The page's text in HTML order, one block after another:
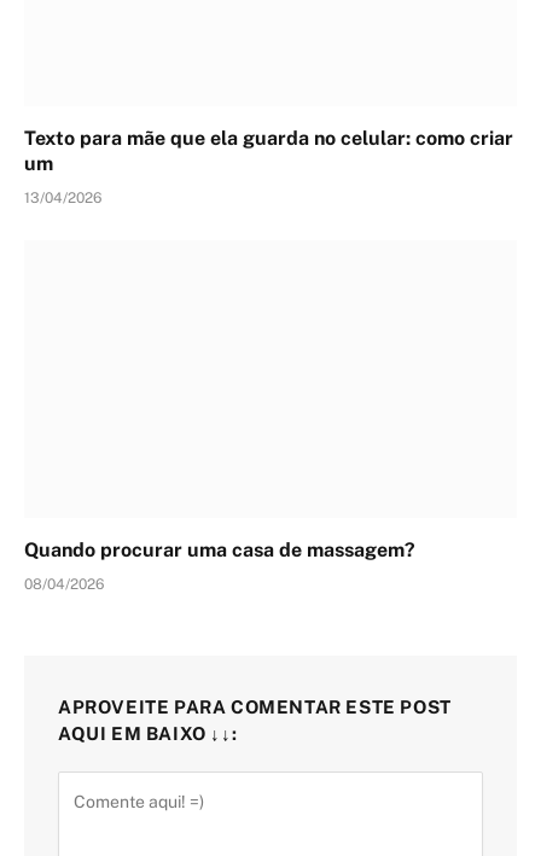
Texto para mãe que ela guarda no celular: como criar
um
13/04/2026
Quando procurar uma casa de massagem?
08/04/2026
APROVEITE PARA COMENTAR ESTE POST
AQUI EM BAIXO ↓↓: